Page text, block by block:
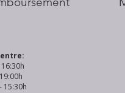
15:30h